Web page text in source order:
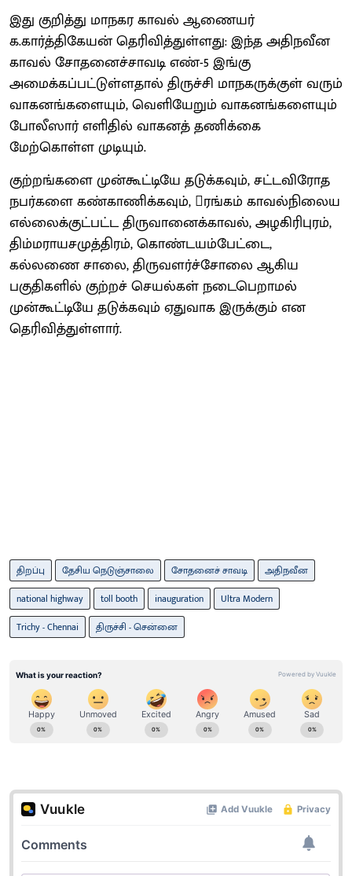
இது குறித்து மாநகர காவல் ஆணையர்
க.கார்த்திகேயன் தெரிவித்துள்ளது: இந்த அதிநவீன
காவல் சோதனைச்சாவடி எண்-5 இங்கு
அமைக்கப்பட்டுள்ளதால் திருச்சி மாநகருக்குள் வரும்
வாகனங்களையும், வெளியேறும் வாகனங்களையும்
போலீஸார் எளிதில் வாகனத் தணிக்கை
மேற்கொள்ள முடியும்.
குற்றங்களை முன்கூட்டியே தடுக்கவும், சட்டவிரோத
நபர்களை கண்காணிக்கவும், ரங்கம் காவல்நிலைய
எல்லைக்குட்பட்ட திருவானைக்காவல், அழகிரிபுரம்,
திம்மராயசமுத்திரம், கொண்டயம்பேட்டை,
கல்லணை சாலை, திருவளர்ச்சோலை ஆகிய
பகுதிகளில் குற்றச் செயல்கள் நடைபெறாமல்
முன்கூட்டியே தடுக்கவும் ஏதுவாக இருக்கும் என
தெரிவித்துள்ளார்.
திறப்பு தேசிய நெடுஞ்சாலை சோதனைச் சாவடி
அதிநவீன
national highway
toll booth inauguration
Ultra Modern
Trichy - Chennai
திருச்சி - சென்னை